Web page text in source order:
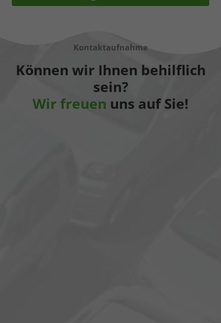
Kontaktaufnahme
Können wir Ihnen behilflich
sein?
Wir freuen uns auf Sie!